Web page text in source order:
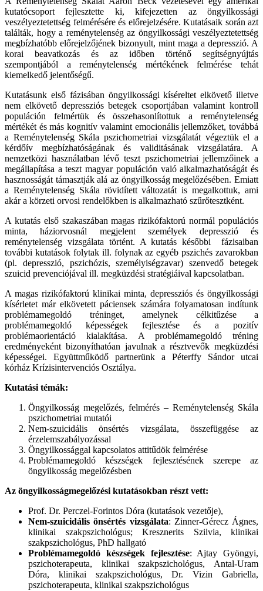
kutatócsoport fejlesztette ki, kifejezetten az öngyilkossági
veszélyeztetettség felmérésére és előrejelzésére. Kutatásaik során azt
találták, hogy a reménytelenség az öngyilkossági veszélyeztetettség
megbízhatóbb előrejelzőjének bizonyult, mint maga a depresszió. A
korai beavatkozás és az időben történő segítségnyújtás
szempontjából a reménytelenség mértékének felmérése tehát
kiemelkedő jelentőségű.
Kutatásunk első fázisában öngyilkossági kíséreltet elkövető illetve
nem elkövető depressziós betegek csoportjában valamint kontroll
populáción felmértük és összehasonlítottuk a reménytelenség
mértékét és más kognitív valamint emocionális jellemzőket, továbbá
a Reménytelenség Skála pszichometriai vizsgálatát végeztük el a
kérdőív megbízhatóságának és validitásának vizsgálatára. A
nemzetközi használatban lévő teszt pszichometriai jellemzőinek a
megállapítása a teszt magyar populáción való alkalmazhatóságát és
hasznosságát támasztják alá az öngyilkosság megelőzésében. Emiatt
a Reménytelenség Skála rövidített változatát is megalkottuk, ami
akár a körzeti orvosi rendelőkben is alkalmazható szűrőtesztként.
A kutatás első szakaszában magas rizikófaktorú normál populációs
minta, háziorvosnál megjelent személyek depresszió és
reménytelenség vizsgálata történt. A kutatás későbbi fázisaiban
további kutatások folytak ill. folynak az egyéb pszichés zavarokban
(pl. depresszió, pszichózis, személyiségzavar) szenvedő betegek
szuicid prevenciójával ill. megküzdési stratégiáival kapcsolatban.
A magas rizikófaktorú klinikai minta, depressziós és öngyilkossági
kísérletet már elkövetett páciensek számára folyamatosan indítunk
problémamegoldó tréninget, amelynek célkitűzése a
problémamegoldó képességek fejlesztése és a pozitív
problémaorientáció kialakítása. A problémamegoldó tréning
eredményeként bizonyíthatóan javulnak a résztvevők megküzdési
képességei. Együttműködő partnerünk a Péterffy Sándor utcai
kórház Krízisintervenciós Osztálya.
Kutatási témák:
Öngyilkosság megelőzés, felmérés – Reménytelenség Skála
pszichometriai mutatói
Nem-szuicidális önsértés vizsgálata, összefüggése az
érzelemszabályozással
Öngyilkossággal kapcsolatos attitűdök felmérése
Problémamegoldó készségek fejlesztésének szerepe az
öngyilkosság megelőzésben
Az öngyilkosságmegelőzési kutatásokban részt vett:
Prof. Dr. Perczel-Forintos Dóra (kutatások vezetője),
Nem-szuicidális önsértés vizsgálata: Zinner-Gérecz Ágnes,
klinikai szakpszichológus; Kresznerits Szilvia, klinikai
szakpszichológus, PhD hallgató
Problémamegoldó készségek fejlesztése: Ajtay Gyöngyi,
pszichoterapeuta, klinikai szakpszichológus, Antal-Uram
Dóra, klinikai szakpszichológus, Dr. Vizin Gabriella,
pszichoterapeuta, klinikai szakpszichológus